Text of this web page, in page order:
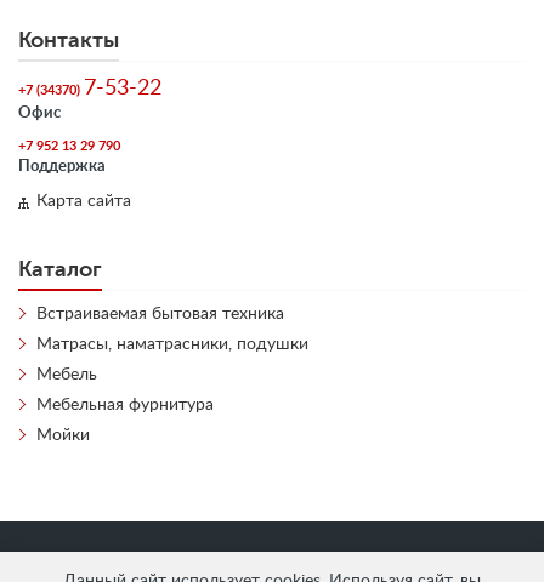
Контакты
+7 (34370) 7-53-22
Офис
+7 952 13 29 790
Поддержка
Карта сайта
Каталог
Встраиваемая бытовая техника
Матрасы, наматрасники, подушки
Мебель
Мебельная фурнитура
Мойки